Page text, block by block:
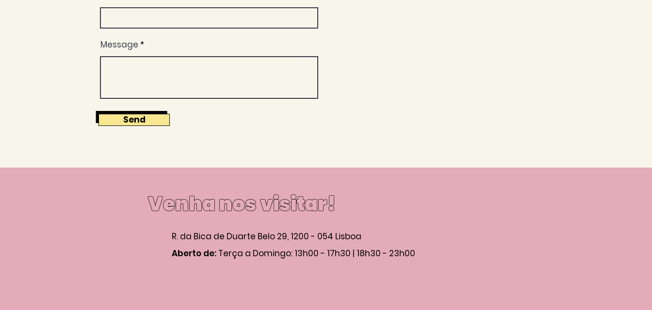
Message
Send
Venha nos visitar!
R. da Bica de Duarte Belo 29, 1200 - 054 Lisboa
Aberto de: Terça a Domingo: 13h00 - 17h30 | 18h30 - 23h00